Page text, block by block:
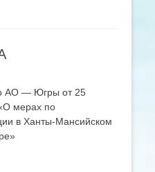
АО — Югры от 25
мерах по
в Ханты-Мансийском